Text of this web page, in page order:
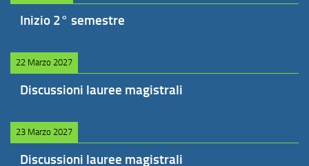
Inizio 2° semestre
22 Marzo 2027
Discussioni lauree magistrali
23 Marzo 2027
Discussioni lauree magistrali